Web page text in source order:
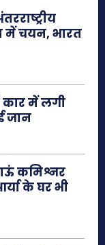
में चयन, भारत
कार में लगी
जान
कमिश्नर
के घर भी